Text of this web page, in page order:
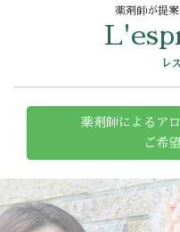
薬剤師が提
レ
薬剤師によるア
ご希